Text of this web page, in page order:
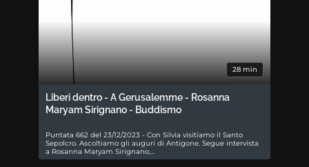
28 min
Liberi dentro - A Gerusalemme - Rosanna
Maryam Sirignano - Buddismo
Puntata 662 del 23/12/2023 - Con Silvia visitiamo il Santo
Sepolcro. Ascoltiamo gli auguri di Antigone. Segue intervista
a Rosanna Maryam Sirignano,…